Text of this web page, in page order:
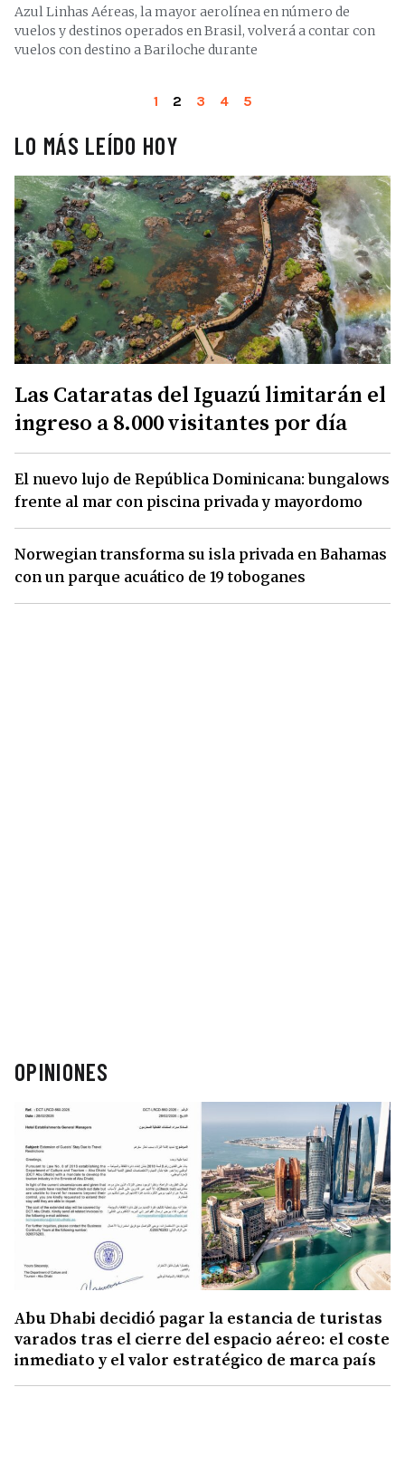
Azul Linhas Aéreas, la mayor aerolínea en número de
vuelos y destinos operados en Brasil, volverá a contar con
vuelos con destino a Bariloche durante
1 2 3 4 5
LO MÁS LEÍDO HOY
Las Cataratas del Iguazú limitarán el
ingreso a 8.000 visitantes por día
El nuevo lujo de República Dominicana: bungalows
frente al mar con piscina privada y mayordomo
Norwegian transforma su isla privada en Bahamas
con un parque acuático de 19 toboganes
OPINIONES
Abu Dhabi decidió pagar la estancia de turistas
varados tras el cierre del espacio aéreo: el coste
inmediato y el valor estratégico de marca país